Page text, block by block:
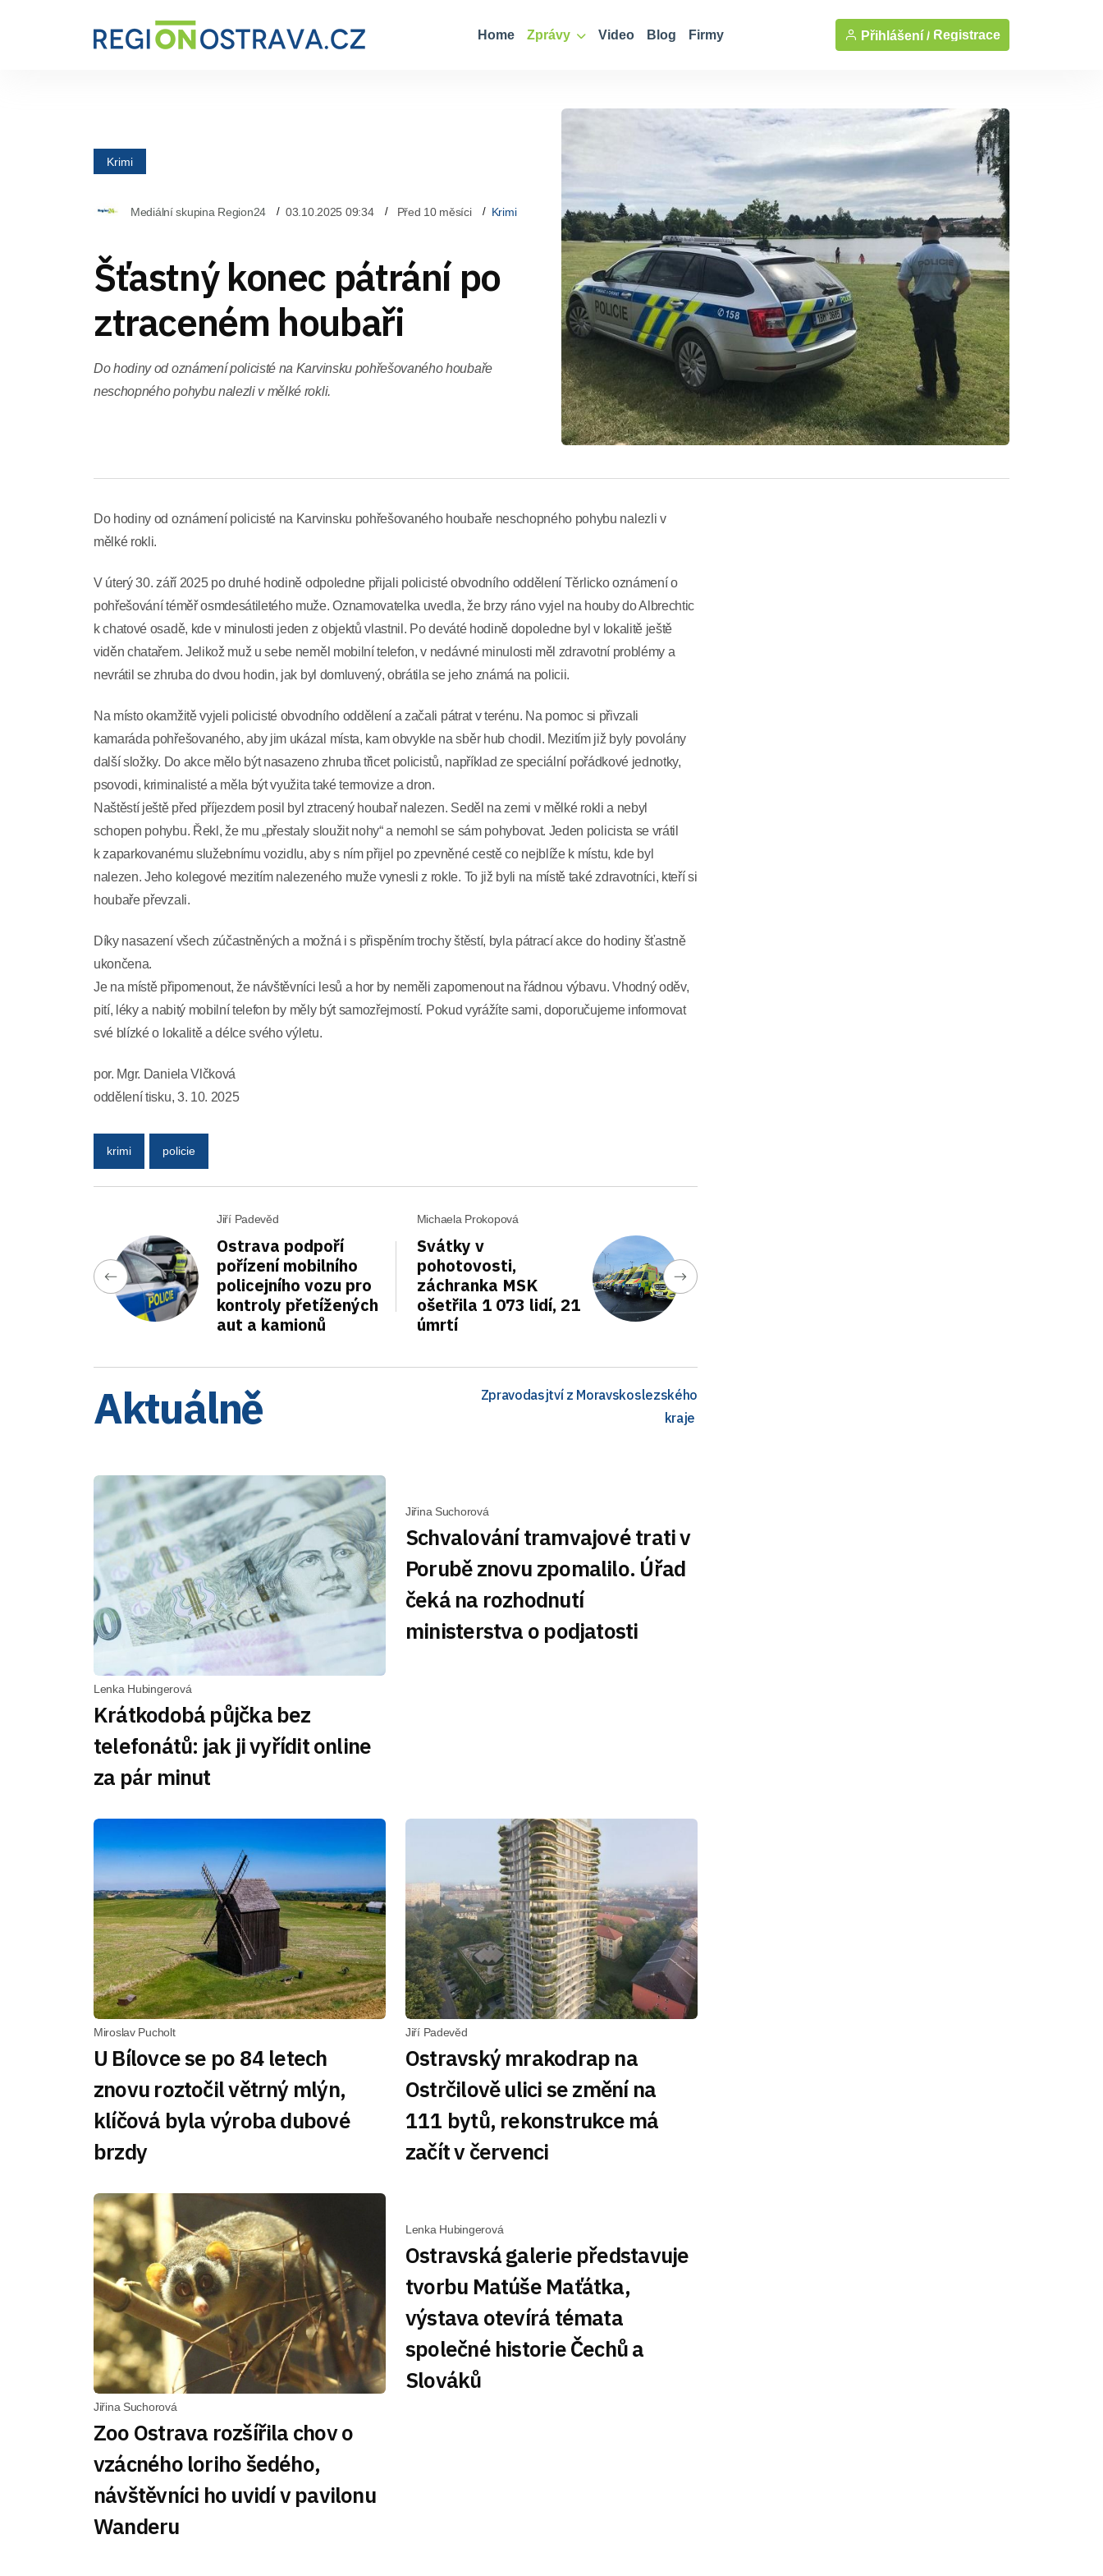
Home Zprávy Video Blog Firmy Přihlášení / Registrace
Krimi
Mediální skupina Region24 03.10.2025 09:34 Před 10 měsíci Krimi
Šťastný konec pátrání po
ztraceném houbaři
Do hodiny od oznámení policisté na Karvinsku pohřešovaného houbaře
neschopného pohybu nalezli v mělké rokli.
Do hodiny od oznámení policisté na Karvinsku pohřešovaného houbaře neschopného pohybu nalezli v
mělké rokli.
V úterý 30. září 2025 po druhé hodině odpoledne přijali policisté obvodního oddělení Těrlicko oznámení o
pohřešování téměř osmdesátiletého muže. Oznamovatelka uvedla, že brzy ráno vyjel na houby do Albrechtic
k chatové osadě, kde v minulosti jeden z objektů vlastnil. Po deváté hodině dopoledne byl v lokalitě ještě
viděn chatařem. Jelikož muž u sebe neměl mobilní telefon, v nedávné minulosti měl zdravotní problémy a
nevrátil se zhruba do dvou hodin, jak byl domluvený, obrátila se jeho známá na policii.
Na místo okamžitě vyjeli policisté obvodního oddělení a začali pátrat v terénu. Na pomoc si přivzali
kamaráda pohřešovaného, aby jim ukázal místa, kam obvykle na sběr hub chodil. Mezitím již byly povolány
další složky. Do akce mělo být nasazeno zhruba třicet policistů, například ze speciální pořádkové jednotky,
psovodi, kriminalisté a měla být využita také termovize a dron.
Naštěstí ještě před příjezdem posil byl ztracený houbař nalezen. Seděl na zemi v mělké rokli a nebyl
schopen pohybu. Řekl, že mu „přestaly sloužit nohy“ a nemohl se sám pohybovat. Jeden policista se vrátil
k zaparkovanému služebnímu vozidlu, aby s ním přijel po zpevněné cestě co nejblíže k místu, kde byl
nalezen. Jeho kolegové mezitím nalezeného muže vynesli z rokle. To již byli na místě také zdravotníci, kteří si
houbaře převzali.
Díky nasazení všech zúčastněných a možná i s přispěním trochy štěstí, byla pátrací akce do hodiny šťastně
ukončena.
Je na místě připomenout, že návštěvníci lesů a hor by neměli zapomenout na řádnou výbavu. Vhodný oděv,
pití, léky a nabitý mobilní telefon by měly být samozřejmostí. Pokud vyrážíte sami, doporučujeme informovat
své blízké o lokalitě a délce svého výletu.
por. Mgr. Daniela Vlčková
oddělení tisku, 3. 10. 2025
krimi policie
Jiří Padevěd
Ostrava podpoří
pořízení mobilního
policejního vozu pro
kontroly přetížených
aut a kamionů
Michaela Prokopová
Svátky v
pohotovosti,
záchranka MSK
ošetřila 1 073 lidí, 21
úmrtí
Aktuálně
Zpravodasjtví z Moravskoslezského
kraje
Lenka Hubingerová
Krátkodobá půjčka bez
telefonátů: jak ji vyřídit online
za pár minut
Jiřina Suchorová
Schvalování tramvajové trati v
Porubě znovu zpomalilo. Úřad
čeká na rozhodnutí
ministerstva o podjatosti
Miroslav Pucholt
U Bílovce se po 84 letech
znovu roztočil větrný mlýn,
klíčová byla výroba dubové
brzdy
Jiří Padevěd
Ostravský mrakodrap na
Ostrčilově ulici se změní na
111 bytů, rekonstrukce má
začít v červenci
Jiřina Suchorová
Zoo Ostrava rozšířila chov o
vzácného loriho šedého,
návštěvníci ho uvidí v pavilonu
Wanderu
Lenka Hubingerová
Ostravská galerie představuje
tvorbu Matúše Maťátka,
výstava otevírá témata
společné historie Čechů a
Slováků